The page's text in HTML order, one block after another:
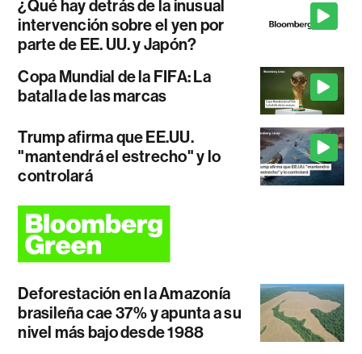
¿Qué hay detrás de la inusual
intervención sobre el yen por
parte de EE. UU. y Japón?
Copa Mundial de la FIFA: La
batalla de las marcas
Trump afirma que EE.UU.
"mantendrá el estrecho" y lo
controlará
Deforestación en la Amazonía
brasileña cae 37% y apunta a su
nivel más bajo desde 1988